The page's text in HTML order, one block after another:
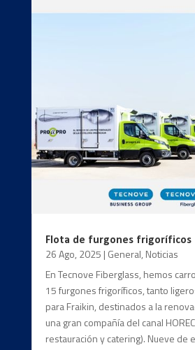
Flota de furgones frigoríficos
26 Ago, 2025 | General, Noticias
En Tecnove Fiberglass, hemos
15 furgones frigoríficos, tanto
para Fraikin, destinados a la
una gran compañía del canal
restauración y catering). Nueve de